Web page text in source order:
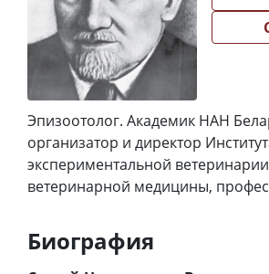
Эпизоотолог. Академик НАН
организатор и директор
экспериментальной
ветеринарной медицины,
Биография